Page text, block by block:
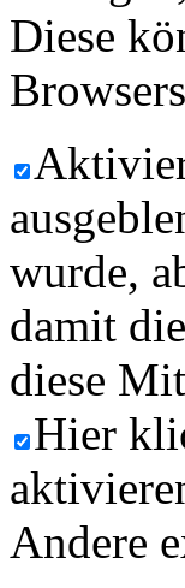
Diese
wurde,
damit
diese
Hier
Andere